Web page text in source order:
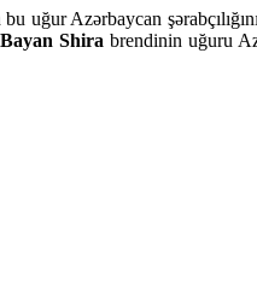
uğur Azərbaycan
Shira brendinin uğuru